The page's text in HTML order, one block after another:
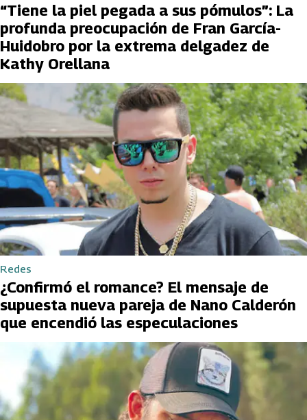
“Tiene la piel pegada a sus pómulos”: La
profunda preocupación de Fran García-
Huidobro por la extrema delgadez de
Kathy Orellana
Redes
¿Confirmó el romance? El mensaje de
supuesta nueva pareja de Nano Calderón
que encendió las especulaciones